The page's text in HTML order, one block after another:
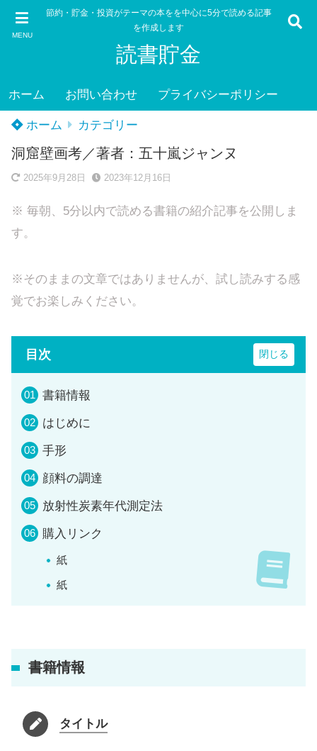
MENU
節約・貯金・投資がテーマの本をを中心に5分で読める記事
を作成します
読書貯金
ホーム お問い合わせ プライバシーポリシー
ホーム カテゴリー
洞窟壁画考／著者：五十嵐ジャンヌ
2025年9月28日 2023年12月16日
※ 毎朝、5分以内で読める書籍の紹介記事を公開しま
す。
※そのままの文章ではありませんが、試し読みする感
覚でお楽しみください。
目次
書籍情報
はじめに
手形
顔料の調達
放射性炭素年代測定法
購入リンク
紙
紙
書籍情報
タイトル